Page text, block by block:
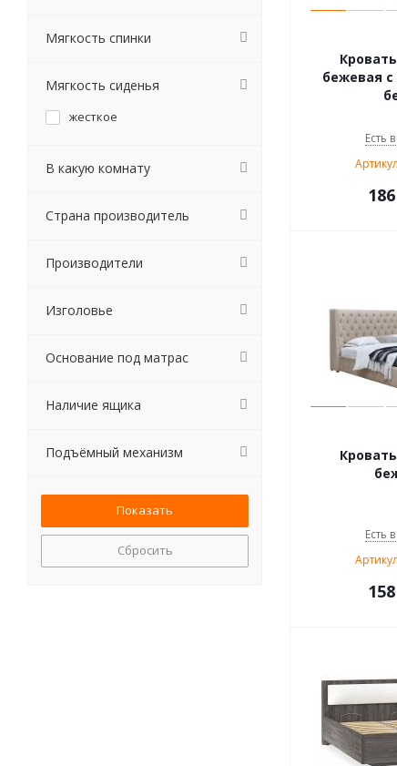
Кровать
бежевая
Есть
Кровать
Есть
Мягкость спинки
Мягкость сиденья
жесткое
В какую комнату
Страна производитель
Производители
Изголовье
Основание под матрас
Наличие ящика
Подъёмный механизм
Сбросить